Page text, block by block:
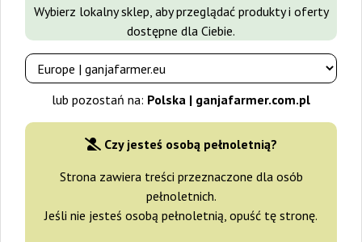
Wybierz lokalny sklep, aby przeglądać produkty i oferty
dostępne dla Ciebie.
lub pozostań na: Polska | ganjafarmer.com.pl
Czy jesteś osobą pełnoletnią?
Strona zawiera treści przeznaczone dla osób
pełnoletnich.
Jeśli nie jesteś osobą pełnoletnią, opuść tę stronę.
-10%
+gratisy